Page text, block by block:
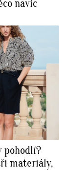
navíc
pohodlí?
materiály,